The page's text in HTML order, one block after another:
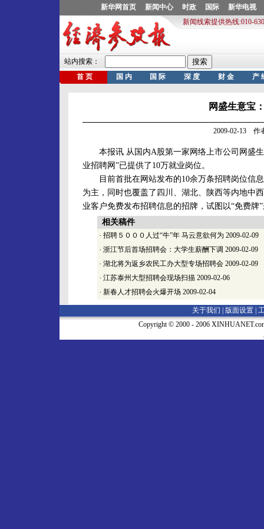
网盛生意宝
2009-02-13 作
本报讯 从国内A股第一家网络上市公司网盛
业招聘网”已提供了10万就业岗位。
目前首批在网站发布的10余万条招聘岗位信息
为主，同时也覆盖了四川、湖北、陕西等内地中
业客户免费发布招聘信息的招牌，试图以“免费牌
相关稿件
· 招聘５０００人过“牛”年 马云意欲何为 2009-02-09
· 浙江节后首场招聘会：大学生薪酬下调 2009-02-09
· 湖北将为返乡农民工办大型专场招聘会 2009-02-09
· 江苏泰州大型招聘会现场扫描 2009-02-06
· 新春人才招聘会火爆开场 2009-02-04
关于我们 | 版面设置
Copyright © 2000 - 2006